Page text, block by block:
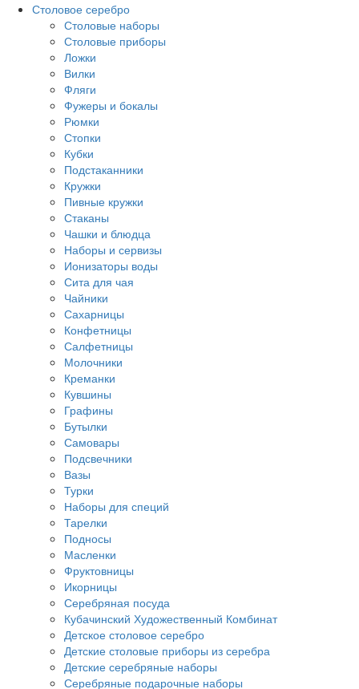
Столовое серебро
Столовые наборы
Столовые приборы
Ложки
Вилки
Фляги
Фужеры и бокалы
Рюмки
Стопки
Кубки
Подстаканники
Кружки
Пивные кружки
Стаканы
Чашки и блюдца
Наборы и сервизы
Ионизаторы воды
Сита для чая
Чайники
Сахарницы
Конфетницы
Салфетницы
Молочники
Креманки
Кувшины
Графины
Бутылки
Самовары
Подсвечники
Вазы
Турки
Наборы для специй
Тарелки
Подносы
Масленки
Фруктовницы
Икорницы
Серебряная посуда
Кубачинский Художественный Комбинат
Детское столовое серебро
Детские столовые приборы из серебра
Детские серебряные наборы
Серебряные подарочные наборы